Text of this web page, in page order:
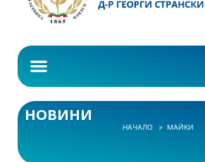
НОВИНИ
НАЧАЛО МАЙКИ